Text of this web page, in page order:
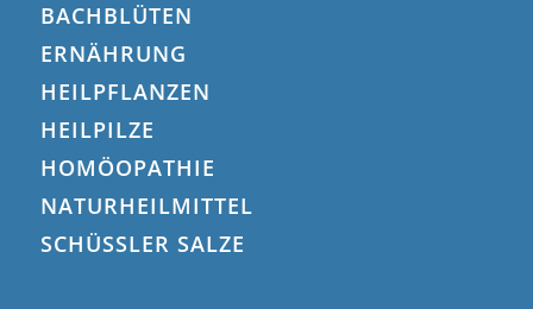
BACHBLÜTEN
ERNÄHRUNG
HEILPFLANZEN
HEILPILZE
HOMÖOPATHIE
NATURHEILMITTEL
SCHÜSSLER SALZE